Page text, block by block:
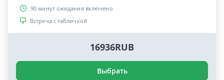
90 минут ожидания включено
Встреча с табличкой
16936RUB
Выбрать